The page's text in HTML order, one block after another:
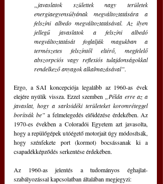
„javaslatok születtek nagy területek
energiaegyensúlyának megváltoztatására a
felszíni albedo megváltoztatásával. Az ilyen
jellegű javaslatok a felszíni albedó
megváltoztatását foglalják magukban a
természetes felszíntől eltérő, megfelelő
abszorpciós vagy reflexiós tulajdonságokkal
rendelkező anyagok alkalmazásával”.
Ergo, a SAI koncepciója legalább az 1960-as évek
elejére nyúlik vissza. Ezzel szemben „Példa erre az a
javaslat, hogy a sarkvidéki területeket koromréteggel
borítsák be” a felmelegedés előidézése érdekében. Az
1970-es években a Coloradói Egyetem azt javasolta,
hogy a repülőgépek utóégető motorjait úgy módosítsák,
hogy szénfekete port (kormot) bocsássanak ki a
csapadékképződés serkentése érdekében.
Az 1960-as jelentés a tudományos éghajlat-
szabályozással kapcsolatban általában megjegyzi: